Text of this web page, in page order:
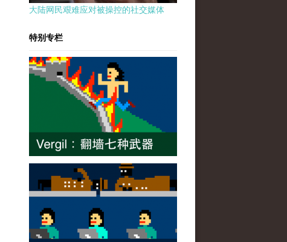
大陆网民艰难应对被操控的社交媒体
特别专栏